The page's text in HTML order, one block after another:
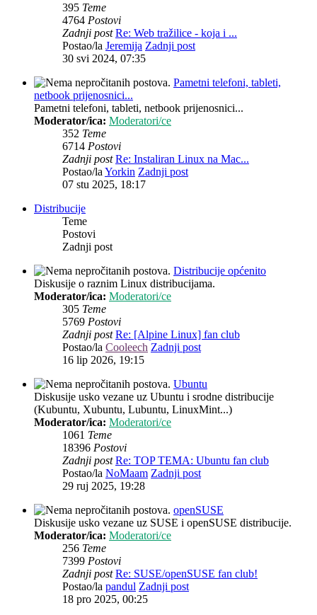
395 Teme
4764 Postovi
Zadnji post Re: Web tražilice - koja i ...
Postao/la Jeremija Zadnji post
30 svi 2024, 07:35
Pametni telefoni, tableti,
netbook prijenosnici...
Pametni telefoni, tableti, netbook prijenosnici...
Moderator/ica: Moderatori/ce
352 Teme
6714 Postovi
Zadnji post Re: Instaliran Linux na Mac...
Postao/laYorkin Zadnji post
07 stu 2025, 18:17
Distribucije
Teme
Postovi
Zadnji post
Distribucije općenito
Diskusije o raznim Linux distribucijama.
Moderator/ica: Moderatori/ce
305 Teme
5769 Postovi
Zadnji post Re: [Alpine Linux] fan club
Postao/la Cooleech Zadnji post
16 lip 2026, 19:15
Ubuntu
Diskusije usko vezane uz Ubuntu i srodne distribucije
(Kubuntu, Xubuntu, Lubuntu, LinuxMint...)
Moderator/ica: Moderatori/ce
1061 Teme
18396 Postovi
Zadnji post Re: TOP TEMA: Ubuntu fan club
Postao/la NoMaam Zadnji post
29 ruj 2025, 19:28
openSUSE
Diskusije usko vezane uz SUSE i openSUSE distribucije.
Moderator/ica: Moderatori/ce
256 Teme
7399 Postovi
Zadnji post Re: SUSE/openSUSE fan club!
Postao/la pandul Zadnji post
18 pro 2025, 00:25